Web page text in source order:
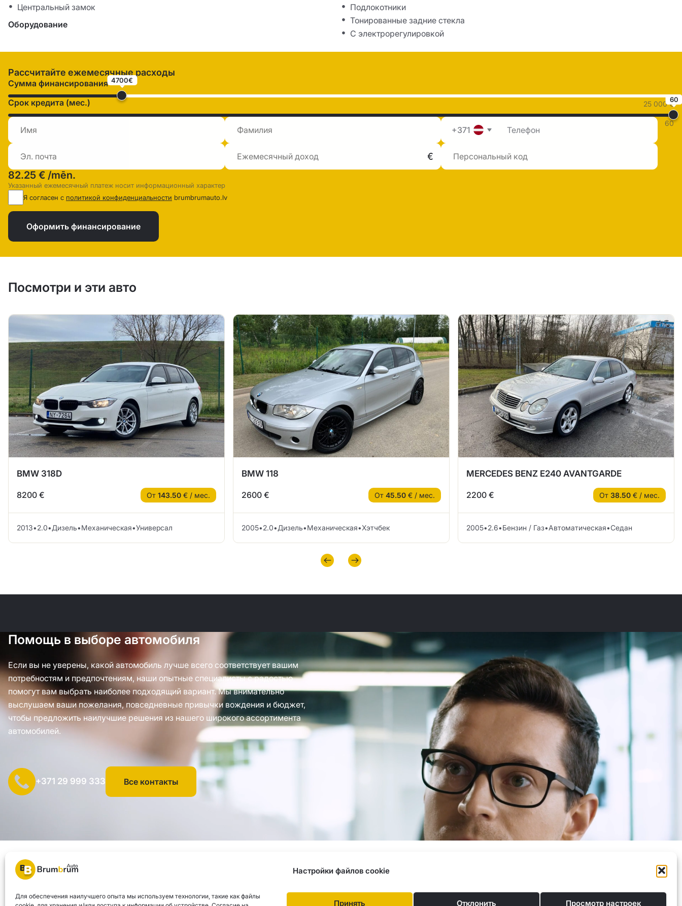
Настройки файлов cookie
Для обеспечения наилучшего опыта мы используем технологии, такие как файлы
Принять Отклонить Просмотр настроек
Центральный замок
Оборудование
Подлокотники
Тонированные задние стекла
С электрорегулировкой
Рассчитайте ежемесячные расходы
Сумма финансирования 4700€
25 000 €
Срок кредита (мес.) 60
60
+371
82.25 € /mēn.
Указанный ежемесячный платеж носит информационный характер
Я согласен с политикой конфиденциальности brumbrumauto.lv
Оформить финансирование
Посмотри и эти авто
BMW 318D
8200 € От 143.50 € / мес.
2013•2.0•Дизель•Механическая•Универсал
BMW 118
2600 € От 45.50 € / мес.
2005•2.0•Дизель•Механическая•Хэтчбек
MERCEDES BENZ E240 AVANTGARDE
2200 € От 38.50 € / мес.
2005•2.6•Бензин / Газ•Автоматическая•Седан
Помощь в выборе автомобиля
Если вы не уверены, какой автомобиль лучше всего соответствует вашим
потребностям и предпочтениям, наши опытные специалисты с радостью
помогут вам выбрать наиболее подходящий вариант. Мы внимательно
выслушаем ваши пожелания, повседневные привычки вождения и бюджет,
чтобы предложить наилучшие решения из нашего широкого ассортимента
автомобилей.
+371 29 999 333 Все контакты
SIA "AUTOCLICK", рег. № 40203371960, адрес: ул. Мазюмправас 77, Рига, LV-1063 |20260160 Контакты